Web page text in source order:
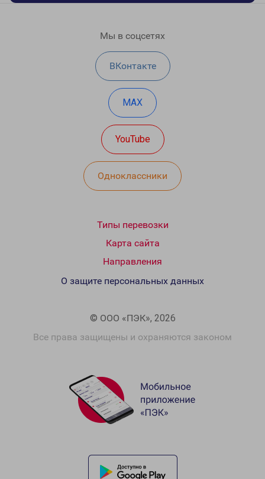
Мы в соцсетях
ВКонтакте
MAX
YouTube
Одноклассники
Типы перевозки
Карта сайта
Направления
© ООО «ПЭК», 2026
Все права защищены и охраняются законом
О защите персональных данных